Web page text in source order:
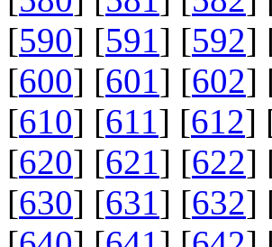
[590] [591] [592]
[600] [601] [602]
[610] [611] [612]
[620] [621] [622]
[630] [631] [632]